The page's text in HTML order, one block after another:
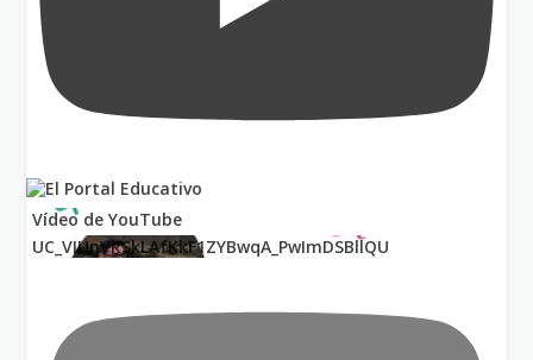
Vídeo de YouTube
UC_VIUnVRSkLAfKkF1ZYBwqA_PwImDSBllQU